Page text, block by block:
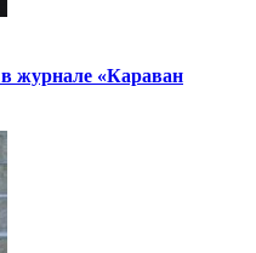
журнале «Караван